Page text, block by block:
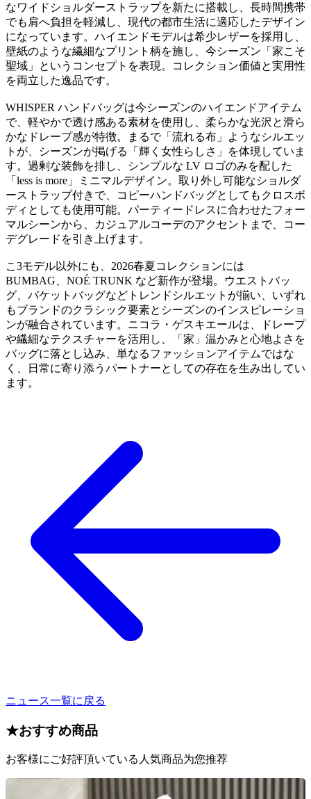
なワイドショルダーストラップを新たに搭載し、長時間携帯
でも肩へ負担を軽減し、現代の都市生活に適応したデザイン
になっています。ハイエンドモデルは希少レザーを採用し、
壁紙のような繊細なプリント柄を施し、今シーズン「家こそ
聖域」というコンセプトを表現。コレクション価値と実用性
を両立した逸品です。
WHISPER ハンドバッグは今シーズンのハイエンドアイテム
で、軽やかで透け感ある素材を使用し、柔らかな光沢と滑ら
かなドレープ感が特徴。まるで「流れる布」ようなシルエッ
トが、シーズンが掲げる「輝く女性らしさ」を体現していま
す。過剰な装飾を排し、シンプルな LV ロゴのみを配した
「less is more」ミニマルデザイン。取り外し可能なショルダ
ーストラップ付きで、コピーハンドバッグとしてもクロスボ
ディとしても使用可能。パーティードレスに合わせたフォー
マルシーンから、カジュアルコーデのアクセントまで、コー
デグレードを引き上げます。
こ3モデル以外にも、2026春夏コレクションには
BUMBAG、NOÉ TRUNK など新作が登場。ウエストバッ
グ、バケットバッグなどトレンドシルエットが揃い、いずれ
もブランドのクラシック要素とシーズンのインスピレーショ
ンが融合されています。ニコラ・ゲスキエールは、ドレープ
や繊細なテクスチャーを活用し、「家」温かみと心地よさを
バッグに落とし込み、単なるファッションアイテムではな
く、日常に寄り添うパートナーとしての存在を生み出してい
ます。
ニュース一覧に戻る
★おすすめ商品
お客様にご好評頂いている人気商品为您推荐